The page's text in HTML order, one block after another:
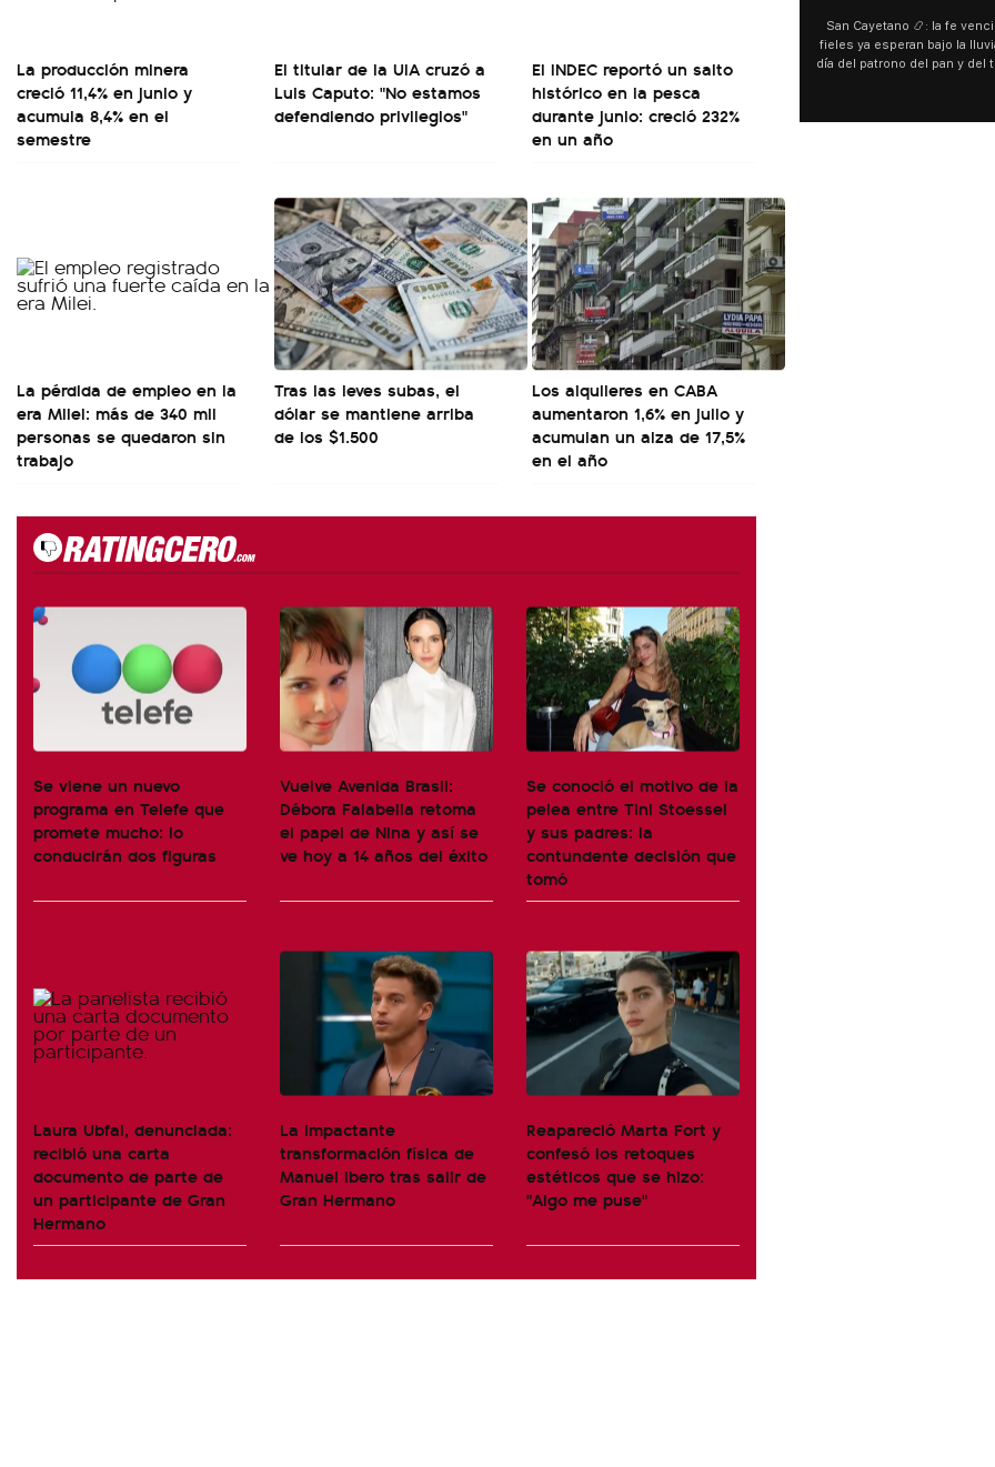
La producción minera
creció 11,4% en junio y
acumula 8,4% en el
semestre
El titular de la UIA cruzó a
Luis Caputo: "No estamos
defendiendo privilegios"
El INDEC reportó un salto
histórico en la pesca
durante junio: creció 232%
en un año
La pérdida de empleo en la
era Milei: más de 340 mil
personas se quedaron sin
trabajo
Tras las leves subas, el
dólar se mantiene arriba
de los $1.500
Los alquileres en CABA
aumentaron 1,6% en julio y
acumulan un alza de 17,5%
en el año
Se viene un nuevo
programa en Telefe que
promete mucho: lo
conducirán dos figuras
Vuelve Avenida Brasil:
Débora Falabella retoma
el papel de Nina y así se
ve hoy a 14 años del éxito
Se conoció el motivo de la
pelea entre Tini Stoessel
y sus padres: la
contundente decisión que
tomó
Laura Ubfal, denunciada:
recibió una carta
documento de parte de
un participante de Gran
Hermano
La impactante
transformación física de
Manuel Ibero tras salir de
Gran Hermano
Reapareció Marta Fort y
confesó los retoques
estéticos que se hizo:
"Algo me puse"
San Cayetano 📿: la fe
fieles ya esperan bajo la
día del patrono del pan y del
y pedir. 🎙️